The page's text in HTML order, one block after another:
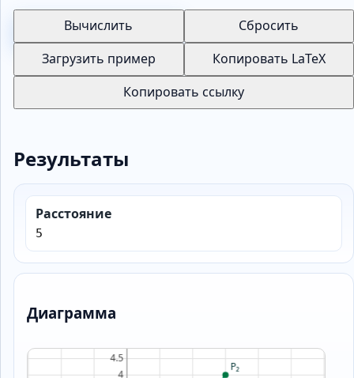
Вычислить
Сбросить
Загрузить пример
Копировать LaTeX
Копировать ссылку
Результаты
Расстояние
5
Диаграмма